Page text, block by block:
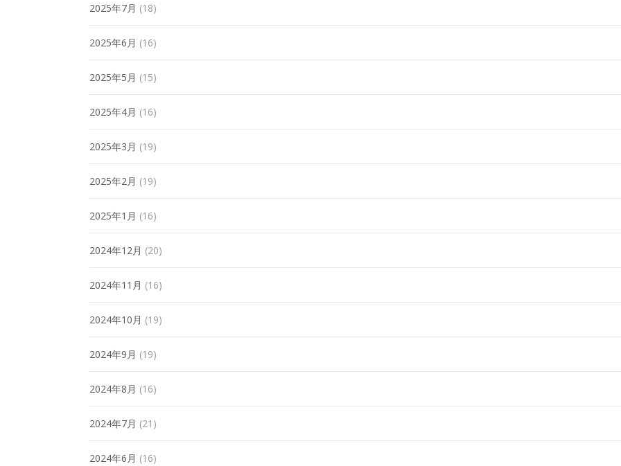
2025年7月 (18)
2025年6月 (16)
2025年5月 (15)
2025年4月 (16)
2025年3月 (19)
2025年2月 (19)
2025年1月 (16)
2024年12月 (20)
2024年11月 (16)
2024年10月 (19)
2024年9月 (19)
2024年8月 (16)
2024年7月 (21)
2024年6月 (16)